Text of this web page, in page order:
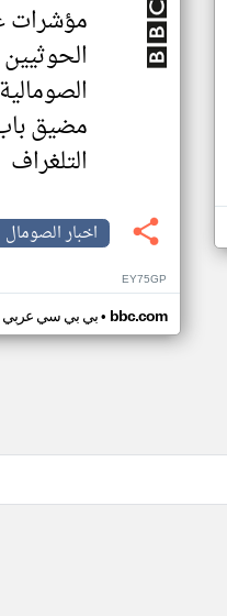
مؤشرات
مضيق
التلغراف
اخبار الصومال
EY75GP
بي بي سي عربي• bbc.com